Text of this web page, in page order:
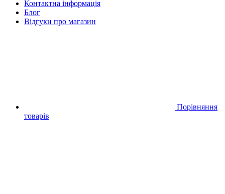
Контактна інформація
Блог
Відгуки про магазин
Порівняння
товарів